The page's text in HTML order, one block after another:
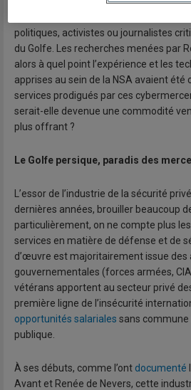
politiques, activistes ou journalistes
du Golfe. Les recherches menées par
alors à quel point l’expérience et les
apprises au sein de la NSA avaient été
services prodigués par ces
serait-elle devenue une commodité
plus offrant ?
Le Golfe persique, paradis des
L’essor de l’industrie de la sécurité
dernières années, brouiller beaucoup
particulièrement, on ne compte plus
services en matière de défense et de
d’œuvre est majoritairement issue des
gouvernementales (forces armées,
vétérans apportent au secteur privé
première ligne de l’insécurité
opportunités salariales sans
publique.
À ses débuts, comme l’ont documenté
Avant et Renée de Nevers, cette